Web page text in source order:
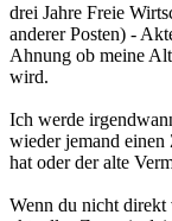
drei Jahre Freie
anderer Posten) -
Ahnung ob meine
wird.
Ich werde
wieder jemand
hat oder der alte
Wenn du nicht direkt